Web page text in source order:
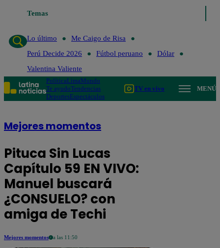
Temas
Lo último Me Caigo de Risa
Lo último
Me Caigo de Risa
Perú Decide 2026
Fútbol peruano
Dólar
Valentina Valiente
PolíticaLimaMundo
Te ayudoTendencias
DeportesEspectáculos
TV en vivo MENÚ
Mejores momentos
Pituca Sin Lucas
Capítulo 59 EN VIVO:
Manuel buscará
¿CONSUELO? con
amiga de Techi
Mejores momentos a las 11:50